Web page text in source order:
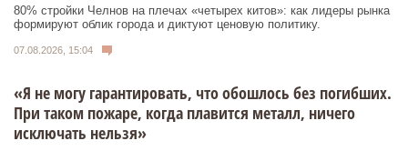
80% стройки Челнов на плечах «четырех китов»: как лидеры рынка
формируют облик города и диктуют ценовую политику.
07.08.2026, 15:04
«Я не могу гарантировать, что обошлось без погибших.
При таком пожаре, когда плавится металл, ничего
исключать нельзя»